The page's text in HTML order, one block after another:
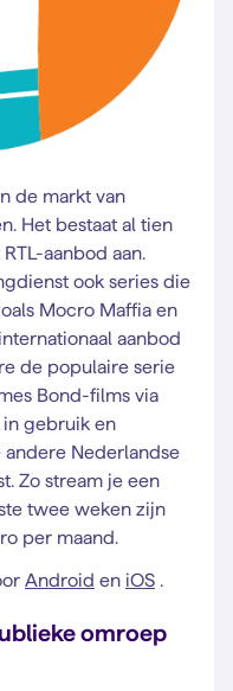
de markt van
Het bestaat al tien
aanbod aan.
ook series die
Mocro Maffia en
aanbod
de populaire serie
Bond-films via
in gebruik en
andere Nederlandse
Zo stream je een
twee weken zijn
per maand.
Android en iOS .
omroep